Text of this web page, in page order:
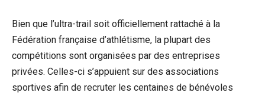
Bien que l’ultra-trail soit officiellement rattaché à la
Fédération française d’athlétisme, la plupart des
compétitions sont organisées par des entreprises
privées. Celles-ci s’appuient sur des associations
sportives afin de recruter les centaines de bénévoles